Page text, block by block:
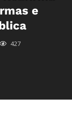
e
427